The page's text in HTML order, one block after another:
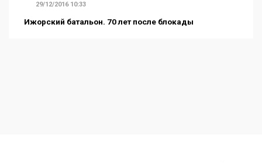
29/12/2016 10:33
Ижорский батальон. 70 лет после блокады